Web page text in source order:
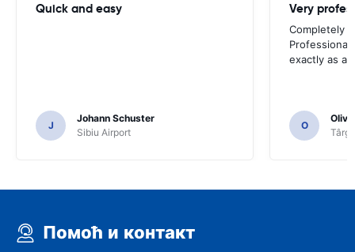
Quick and easy
J
Johann Schuster
Sibiu Airport
Completely
exactly as
O
Помоћ и контакт